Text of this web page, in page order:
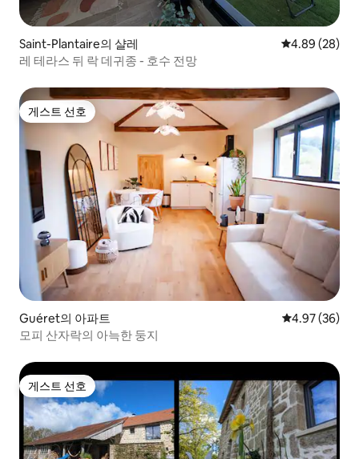
Saint-Plantaire의 샬레 평점 4.89점(5
4.89 (28)
레 테라스 뒤 락 데귀종 - 호수 전망
게스트 선호
게스트 선호
Guéret의 아파트 평점 4.97점(5
4.97 (36)
모피 산자락의 아늑한 둥지
게스트 선호
게스트 선호